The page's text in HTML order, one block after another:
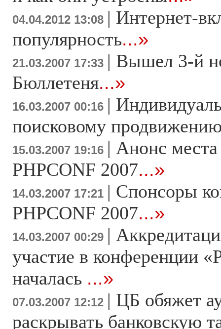
04.04.2012 13:08 | Интернет-
популярность...»
21.03.2007 17:33 | Вышел 3-й
Бюллетеня...»
16.03.2007 00:16 |
поисковому
15.03.2007 19:16 | Анонс
PHPCONF 2007...»
14.03.2007 17:21 | Спонсоры
PHPCONF 2007...»
14.03.2007 00:29 |
участие в конференции
началась ...»
07.03.2007 12:12 | ЦБ обяжет
раскрывать банковскую